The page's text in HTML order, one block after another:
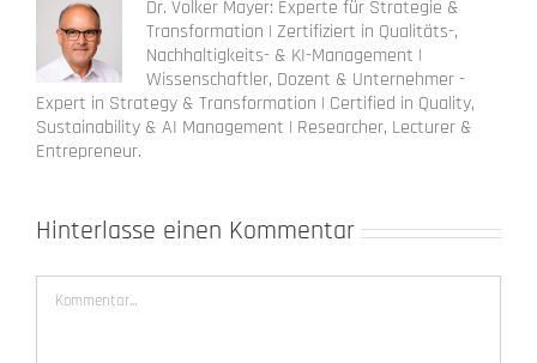
Dr. Volker Mayer: Experte für Strategie &
Transformation | Zertifiziert in Qualitäts-,
Nachhaltigkeits- & KI-Management |
Wissenschaftler, Dozent & Unternehmer -
Expert in Strategy & Transformation | Certified in Quality,
Sustainability & AI Management | Researcher, Lecturer &
Entrepreneur.
Hinterlasse einen Kommentar